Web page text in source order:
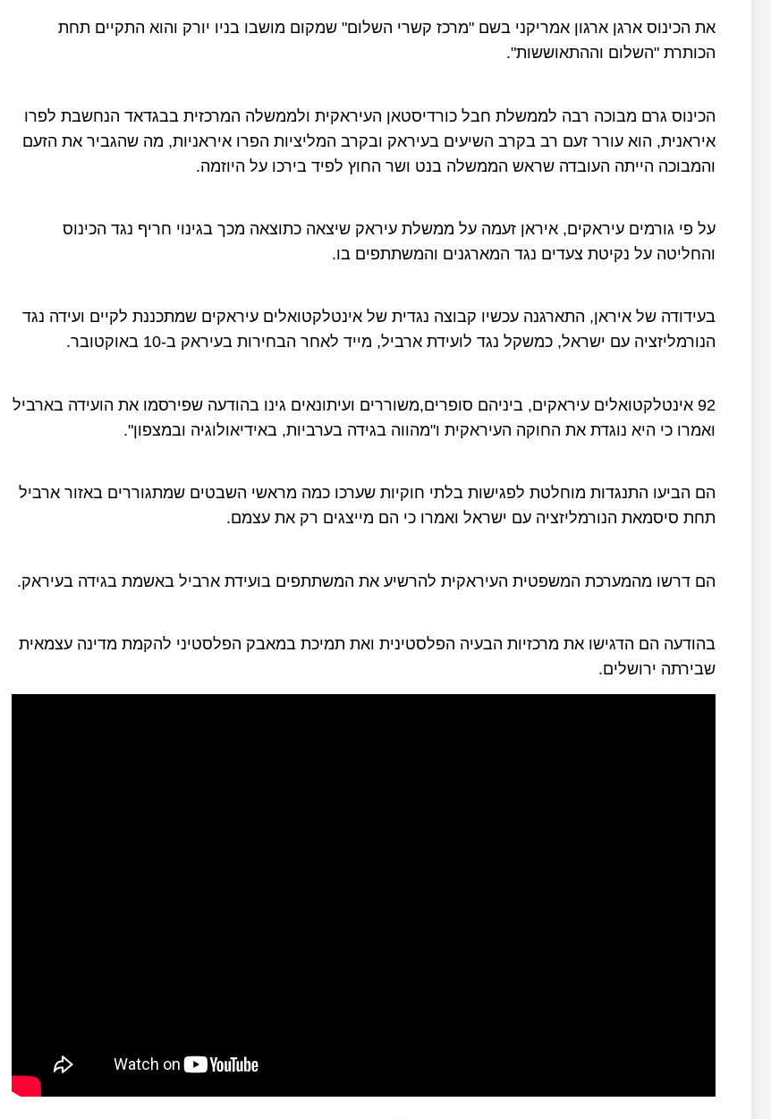
את הכינוס ארגן ארגון אמריקני בשם "מרכז קשרי השלום" שמקום מושבו בניו יורק והוא התקיים תחת
הכותרת "השלום וההתאוששות".
הכינוס גרם מבוכה רבה לממשלת חבל כורדיסטאן העיראקית ולממשלה המרכזית בבגדאד הנחשבת לפרו
איראנית, הוא עורר זעם רב בקרב השיעים בעיראק ובקרב המליציות הפרו איראניות, מה שהגביר את הזעם
והמבוכה הייתה העובדה שראש הממשלה בנט ושר החוץ לפיד בירכו על היוזמה.
על פי גורמים עיראקים, איראן זעמה על ממשלת עיראק שיצאה כתוצאה מכך בגינוי חריף נגד הכינוס
והחליטה על נקיטת צעדים נגד המארגנים והמשתתפים בו.
בעידודה של איראן, התארגנה עכשיו קבוצה נגדית של אינטלקטואלים עיראקים שמתכננת לקיים ועידה נגד
הנורמליזציה עם ישראל, כמשקל נגד לועידת ארביל, מייד לאחר הבחירות בעיראק ב-10 באוקטובר.
92 אינטלקטואלים עיראקים, ביניהם סופרים,משוררים ועיתונאים גינו בהודעה שפירסמו את הועידה בארביל
ואמרו כי היא נוגדת את החוקה העיראקית ו"מהווה בגידה בערביות, באידיאולוגיה ובמצפון".
הם הביעו התנגדות מוחלטת לפגישות בלתי חוקיות שערכו כמה מראשי השבטים שמתגוררים באזור ארביל
תחת סיסמאת הנורמליזציה עם ישראל ואמרו כי הם מייצגים רק את עצמם.
הם דרשו מהמערכת המשפטית העיראקית להרשיע את המשתתפים בועידת ארביל באשמת בגידה בעיראק.
בהודעה הם הדגישו את מרכזיות הבעיה הפלסטינית ואת תמיכת במאבק הפלסטיני להקמת מדינה עצמאית
שבירתה ירושלים.